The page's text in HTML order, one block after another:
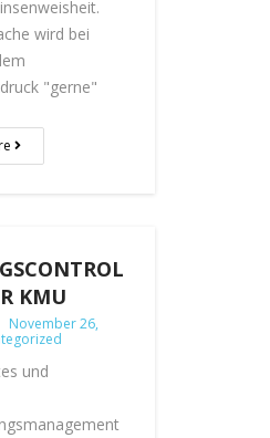
wird bei
"gerne"
KMU
November 26,
und